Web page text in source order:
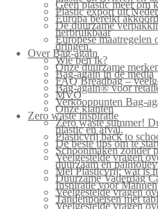
Geen plastic meer om
Plastic export uit
Europa bereikt
De duurzame
herbruikbaar
Europese maatregelen
dringen.
Over Bag-again
Wie ben ik?
Onze duurzame
Bag-again in de media
FAQ Breadbag –
Bag-again® voor
MVO
Verkooppunten Bag-
Onze klanten
Zero waste inspiratie
Zero waste summer!
plastic en afval.
Plasticvrij back to
De beste tips om te
Schoonmaken zonder
Veelgestelde vragen
duurzaam en
Mei Plasticvrij: wat is
Duurzame Vaderdag
Inspiratie voor Mannen
Veelgestelde vragen
Tandenpoetsen met
Veelgestelde vragen